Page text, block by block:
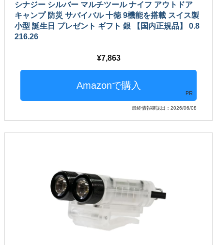
シナジー シルバー マルチツール ナイフ アウトドア
キャンプ 防災 サバイバル 十徳 9機能を搭載 スイス製
小型 誕生日 プレゼント ギフト 銀 【国内正規品】 0.8
216.26
7,863
PR
最終情報確認日：2026/06/08